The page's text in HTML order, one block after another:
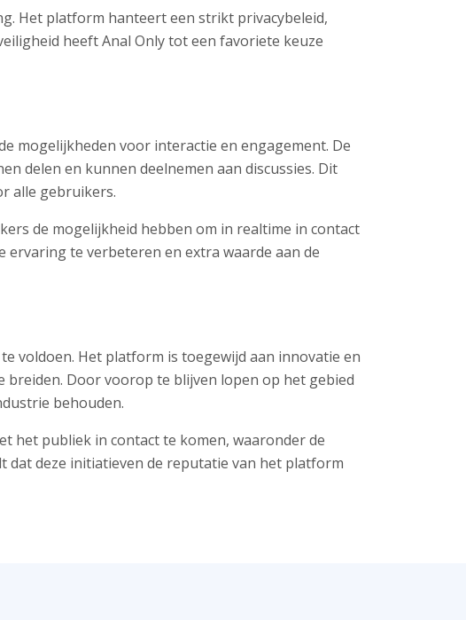
Het platform hanteert een strikt privacybeleid,
heeft Anal Only tot een favoriete keuze
mogelijkheden voor interactie en engagement. De
delen en kunnen deelnemen aan discussies. Dit
alle gebruikers.
de mogelijkheid hebben om in realtime in contact
te verbeteren en extra waarde aan de
voldoen. Het platform is toegewijd aan innovatie en
Door voorop te blijven lopen op het gebied
behouden.
het publiek in contact te komen, waaronder de
deze initiatieven de reputatie van het platform